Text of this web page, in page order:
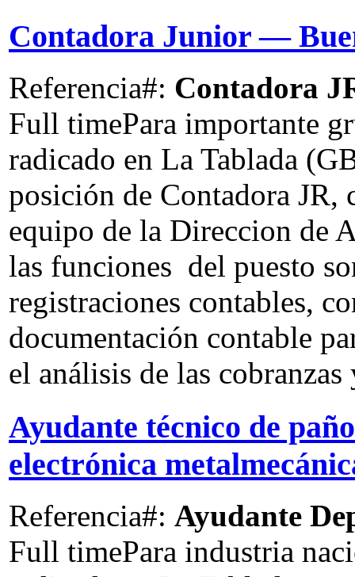
Contadora Junior—
Referencia#: Contadora
Full timePara importante
radicado en La Tablada
posición de Contadora JR,
equipo de la Direccion de
las funciones del puesto
registraciones contables,
documentación contable
el análisis de las
Ayudante técnico de
electrónica
Referencia#: Ayudante
Full timePara industria